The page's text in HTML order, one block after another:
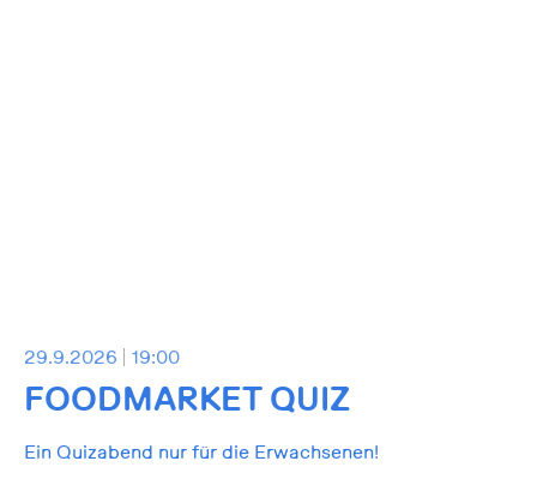
29.9.2026 19:00
FOODMARKET QUIZ
Ein Quizabend nur für die Erwachsenen!